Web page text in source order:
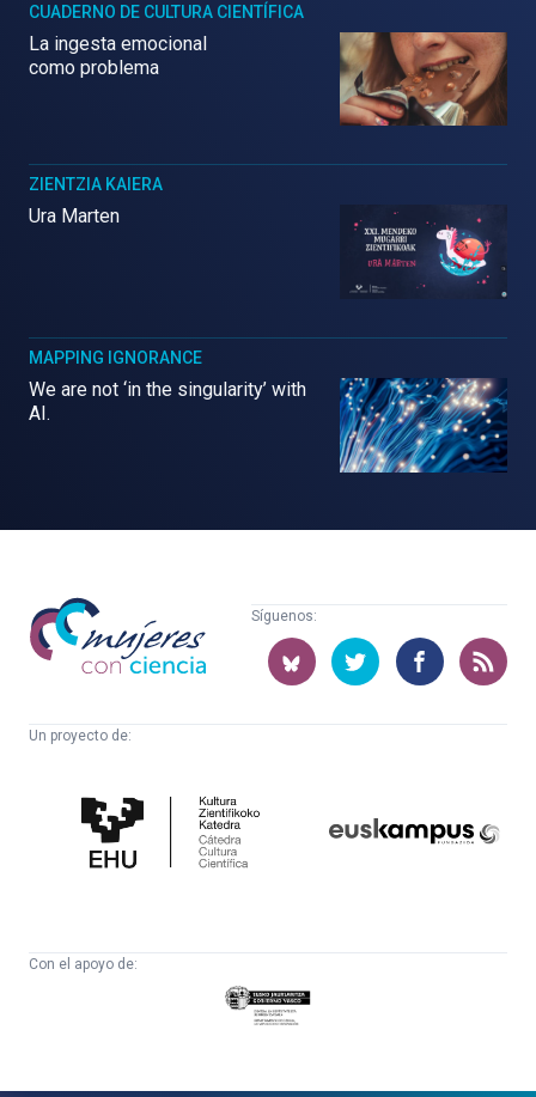
CUADERNO DE CULTURA CIENTÍFICA
La ingesta emocional
como problema
ZIENTZIA KAIERA
Ura Marten
MAPPING IGNORANCE
We are not ‘in the singularity’ with
AI.
Mujeres
con
ciencia
Síguenos:
Un proyecto de:
Cultura
Científica
Con el apoyo de:
Eusko
Jaurlaritza